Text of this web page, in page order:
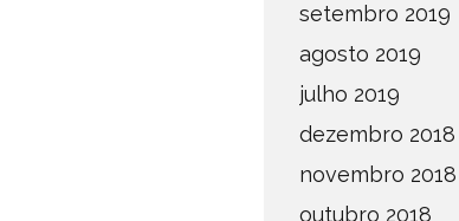
setembro 2019
agosto 2019
julho 2019
dezembro 2018
novembro 2018
outubro 2018